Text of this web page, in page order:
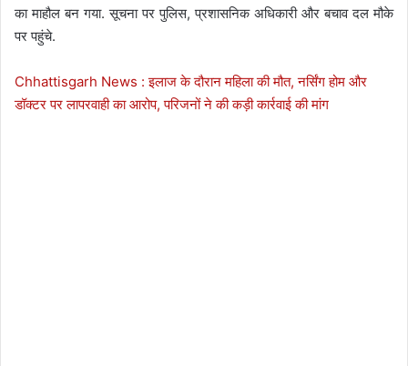
का माहौल बन गया. सूचना पर पुलिस, प्रशासनिक अधिकारी और बचाव दल मौके
पर पहुंचे.
Chhattisgarh News : इलाज के दौरान महिला की मौत, नर्सिंग होम और
डॉक्टर पर लापरवाही का आरोप, परिजनों ने की कड़ी कार्रवाई की मांग